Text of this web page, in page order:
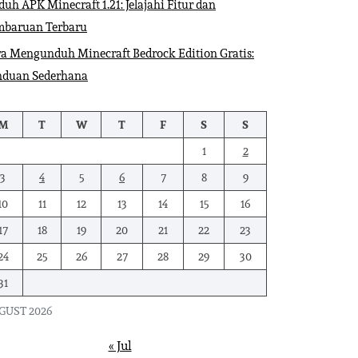
APK Minecraft 1.21: Jelajahi Fitur dan
Terbaru
Mengunduh Minecraft Bedrock Edition Gratis:
Sederhana
2026
T W T F S
S
1
2
3
4 5 6 7 8
9
11 12 13 14 15
16
18 19 20 21 22
23
25 26 27 28 29
30
« Jul